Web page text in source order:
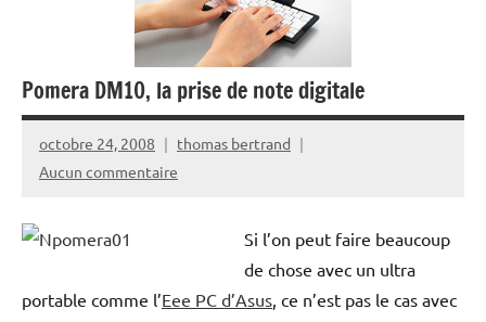
Pomera DM10, la prise de note digitale
octobre 24, 2008
thomas bertrand
Aucun commentaire
Si l’on peut faire beaucoup
de chose avec un ultra
portable comme l’Eee PC d’Asus , ce n’est pas le cas avec